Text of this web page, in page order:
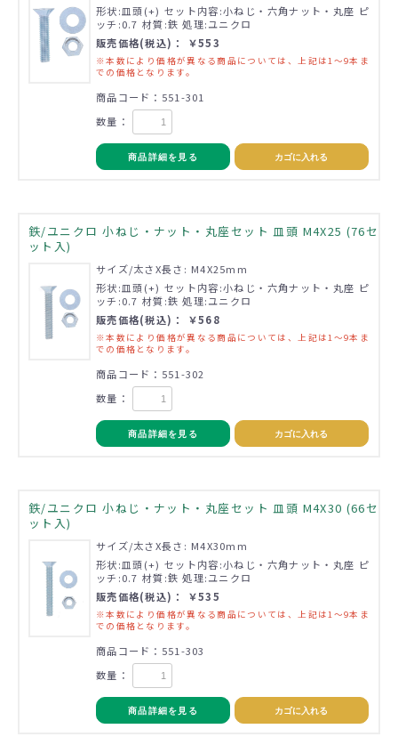
形状:皿頭(+) セット内容:小ねじ・六角ナット・丸座 ピ
ッチ:0.7 材質:鉄 処理:ユニクロ
販売価格(税込)： ￥553
※本数により価格が異なる商品については、上記は1～9本ま
での価格となります。
商品コード：551-301
数量：
商品詳細を見る カゴに入れる
鉄/ユニクロ 小ねじ・ナット・丸座セット 皿頭 M4X25 (76セ
ット入)
サイズ/太さX長さ: M4X25mm
形状:皿頭(+) セット内容:小ねじ・六角ナット・丸座 ピ
ッチ:0.7 材質:鉄 処理:ユニクロ
販売価格(税込)： ￥568
※本数により価格が異なる商品については、上記は1～9本ま
での価格となります。
商品コード：551-302
数量：
商品詳細を見る カゴに入れる
鉄/ユニクロ 小ねじ・ナット・丸座セット 皿頭 M4X30 (66セ
ット入)
サイズ/太さX長さ: M4X30mm
形状:皿頭(+) セット内容:小ねじ・六角ナット・丸座 ピ
ッチ:0.7 材質:鉄 処理:ユニクロ
販売価格(税込)： ￥535
※本数により価格が異なる商品については、上記は1～9本ま
での価格となります。
商品コード：551-303
数量：
商品詳細を見る カゴに入れる